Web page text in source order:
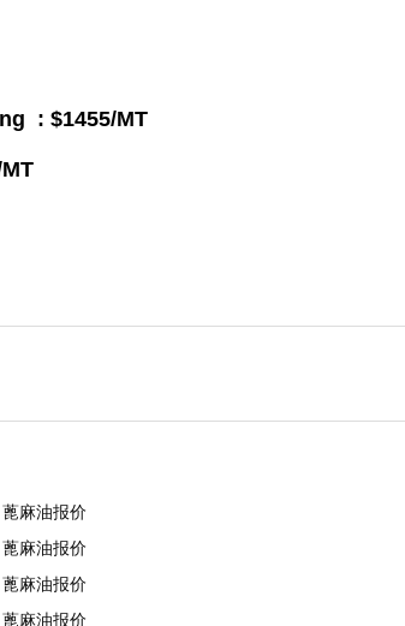
/MT
蓖麻油报价
蓖麻油报价
蓖麻油报价
蓖麻油报价